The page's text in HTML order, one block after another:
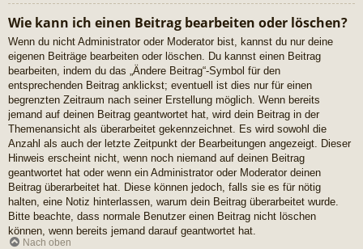
Wie kann ich einen Beitrag bearbeiten oder löschen?
Wenn du nicht Administrator oder Moderator bist, kannst du nur deine
eigenen Beiträge bearbeiten oder löschen. Du kannst einen Beitrag
bearbeiten, indem du das „Ändere Beitrag“-Symbol für den
entsprechenden Beitrag anklickst; eventuell ist dies nur für einen
begrenzten Zeitraum nach seiner Erstellung möglich. Wenn bereits
jemand auf deinen Beitrag geantwortet hat, wird dein Beitrag in der
Themenansicht als überarbeitet gekennzeichnet. Es wird sowohl die
Anzahl als auch der letzte Zeitpunkt der Bearbeitungen angezeigt. Dieser
Hinweis erscheint nicht, wenn noch niemand auf deinen Beitrag
geantwortet hat oder wenn ein Administrator oder Moderator deinen
Beitrag überarbeitet hat. Diese können jedoch, falls sie es für nötig
halten, eine Notiz hinterlassen, warum dein Beitrag überarbeitet wurde.
Bitte beachte, dass normale Benutzer einen Beitrag nicht löschen
können, wenn bereits jemand darauf geantwortet hat.
Nach oben